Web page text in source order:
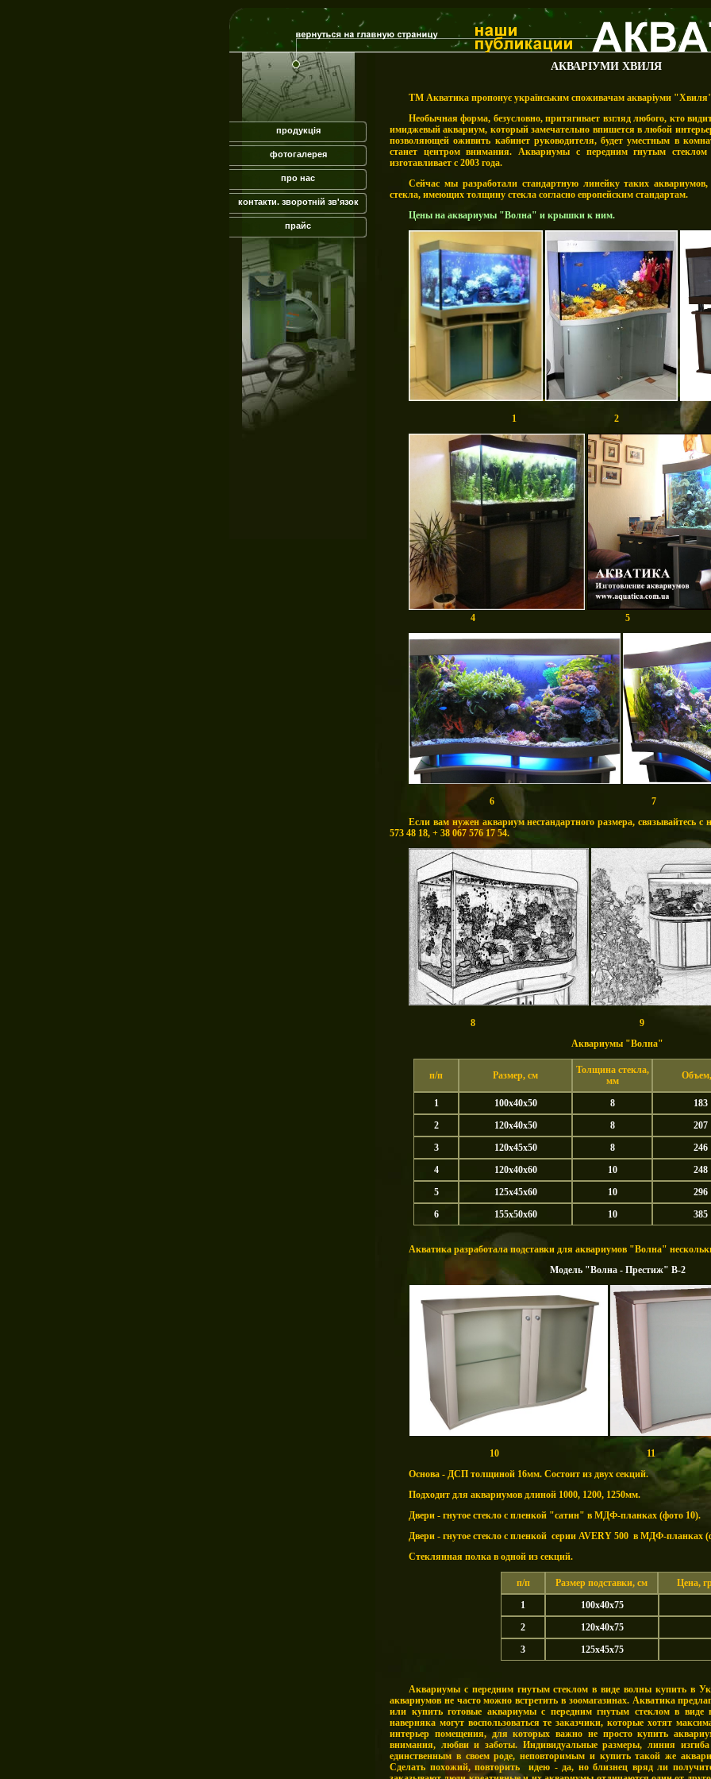
продукція
фотогалерея
про нас
контакти. зворотній зв'язок
прайс
АКВАРІУМИ ХВИЛЯ
ТМ Акватика пропонує українським споживачам акваріуми
Необычная форма, безусловно, притягивает взгляд любого, кто
имиджевый аквариум, который замечательно впишется в любой
позволяющей оживить кабинет руководителя, будет уместным в
станет центром внимания. Аквариумы с передним гнутым
изготавливает с 2003 года.
Сейчас мы разработали стандартную линейку таких
стекла, имеющих толщину стекла согласно европейским стандартам.
Цены на аквариумы "Волна" и крышки к ним.
.
1 2
4 5
6 7
Если вам нужен аквариум нестандартного размера, связывайтесь с
573 48 18, + 38 067 576 17 54.
8 9
Аквариумы "Волна"
п/п Размер, см
Толщина стекла,
мм
1 100х40х50 8
183
2
120х40х50 8
207
3
120х45х50 8
246
4
120х40х60 10
248
5
125х45х60 10
296
6
155х50х60 10 385
Акватика разработала подставки для аквариумов "Волна"
Модель "Волна - Престиж" В-2
10 11
Основа - ДСП толщиной 16мм. Состоит из двух секций.
Подходит для аквариумов длиной 1000, 1200, 1250мм.
Двери - гнутое стекло с пленкой "сатин" в МДФ-планках (фото 10).
Двери - гнутое стекло с пленкой серии AVERY 500 в МДФ-планках
Стеклянная полка в одной из секций.
п/п Размер подставки, см
Цена,
1
100х40х75
2
120х40х75
3
125х45х75
Аквариумы с передним гнутым стеклом в виде волны купить в
аквариумов не часто можно встретить в зоомагазинах. Акватика
или купить готовые аквариумы с передним гнутым стеклом в
наверняка могут воспользоваться те заказчики, которые хотят
интерьер помещения, для которых важно не просто купить
внимания, любви и заботы. Индивидуальные размеры, линия
единственным в своем роде, неповторимым и купить такой же
Сделать похожий, повторить идею - да, но близнец вряд ли